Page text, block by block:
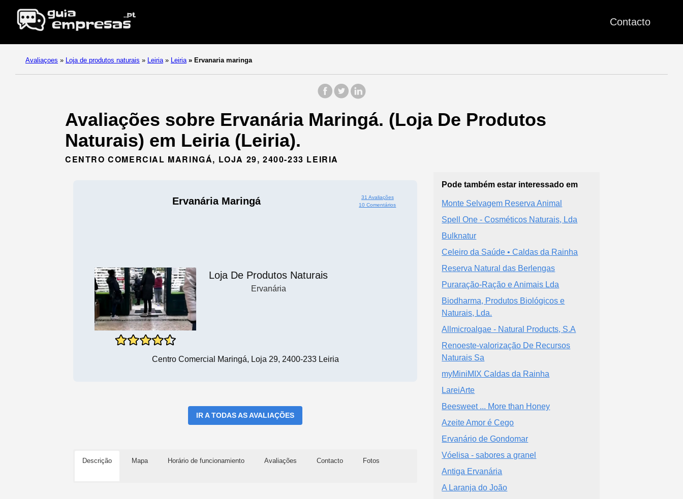
Contacto
Avaliaçoes » Loja de produtos naturais » Leiria » Leiria » Ervanaria maringa
Avaliações sobre Ervanária Maringá. (Loja De Produtos
Naturais) em Leiria (Leiria).
CENTRO COMERCIAL MARINGÁ, LOJA 29, 2400-233 LEIRIA
Ervanária Maringá
31 Avaliações
10 Comentários
Loja De Produtos Naturais
Ervanária
Centro Comercial Maringá, Loja 29, 2400-233 Leiria
IR A TODAS AS AVALIAÇÕES
Descrição Mapa Horário de funcionamiento Avaliações Contacto Fotos
Pode também estar interessado em
Monte Selvagem Reserva Animal
Spell One - Cosméticos Naturais, Lda
Bulknatur
Celeiro da Saúde • Caldas da Rainha
Reserva Natural das Berlengas
Puraração-Ração e Animais Lda
Biodharma, Produtos Biológicos e
Naturais, Lda.
Allmicroalgae - Natural Products, S.A
Renoeste-valorização De Recursos
Naturais Sa
myMiniMIX Caldas da Rainha
LareiArte
Beesweet ... More than Honey
Azeite Amor é Cego
Ervanário de Gondomar
Vóelisa - sabores a granel
Antiga Ervanária
A Laranja do João